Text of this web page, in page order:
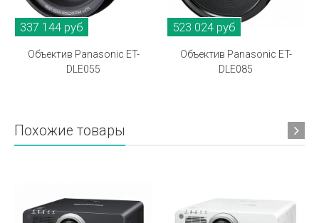
337 144 руб
Объектив Panasonic ET-
DLE055
523 024 руб
Объектив Panasonic ET-
DLE085
Похожие товары